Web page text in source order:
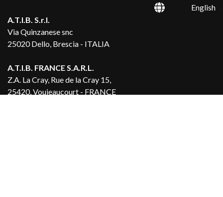
English
A.T.I.B. S.r.l.
Via Quinzanese snc
25020 Dello, Brescia - ITALIA
A.T.I.B. FRANCE S.A.R.L.
Z.A. La Cray, Rue de la Cray 15,
25420, Voujeaucourt - FRANCE